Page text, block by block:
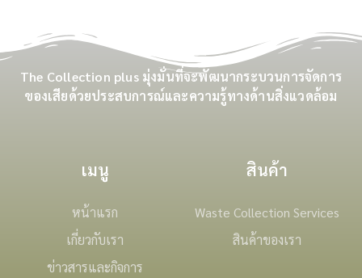
The Collection plus มุ่งมั่นที่จะพัฒนากระบวนการจัดการ
ของเสียด้วยประสบการณ์และความรู้ทางด้านสิ่งแวดล้อม
เมนู
หน้าแรก
เกี่ยวกับเรา
ข่าวสารและกิจการ
สินค้า
Waste Collection Services
สินค้าของเรา